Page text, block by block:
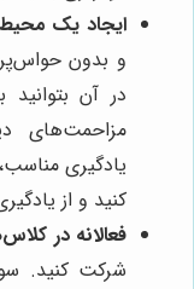
ایجاد یک
و بدون
در آن
مزاحمت‌های
یادگیری
کنید و از
فعالانه در
شرکت کنید.